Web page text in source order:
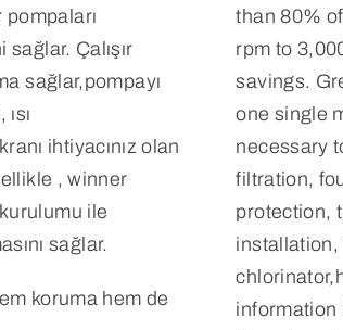
Çalışır
sağlar,pompayı
ihtiyacınız olan
, winner
ile
sağlar.
koruma hem de
than 80%
rpm to
savings.
one single
necessary
filtration,
protection,
information